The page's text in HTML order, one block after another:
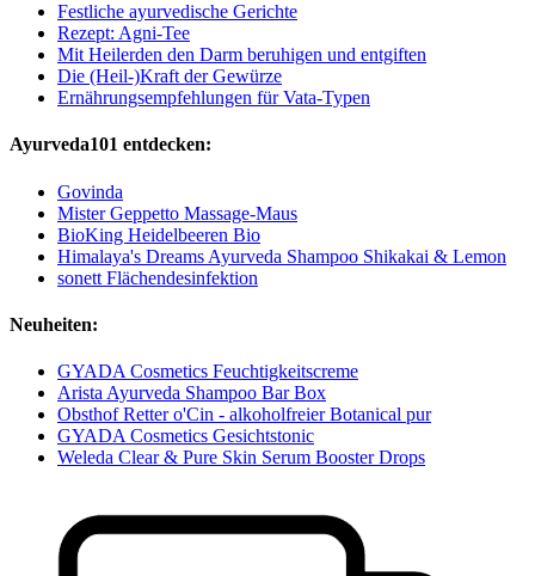
Festliche ayurvedische Gerichte
Rezept: Agni-Tee
Mit Heilerden den Darm beruhigen und entgiften
Die (Heil-)Kraft der Gewürze
Ernährungsempfehlungen für Vata-Typen
Ayurveda101 entdecken:
Govinda
Mister Geppetto Massage-Maus
BioKing Heidelbeeren Bio
Himalaya's Dreams Ayurveda Shampoo Shikakai & Lemon
sonett Flächendesinfektion
Neuheiten:
GYADA Cosmetics Feuchtigkeitscreme
Arista Ayurveda Shampoo Bar Box
Obsthof Retter o'Cin - alkoholfreier Botanical pur
GYADA Cosmetics Gesichtstonic
Weleda Clear & Pure Skin Serum Booster Drops